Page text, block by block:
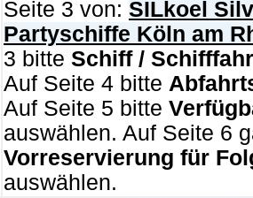
Seite 3 von: SILkoel
Partyschiffe Köln am
3 bitte Schiff /
Auf Seite 4 bitte
Auf Seite 5 bitte
auswählen. Auf Seite 6
Vorreservierung für
auswählen.